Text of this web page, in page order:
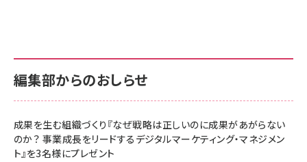
編集部からのおしらせ
成果を生む組織づくり『なぜ戦略は正しいのに成果があがらない
のか？ 事業成長をリードするデジタルマーケティング・マネジメン
ト』を3名様にプレゼント